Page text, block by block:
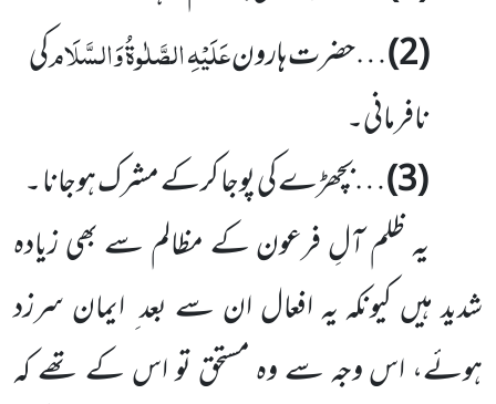
(2) …حضرت ہارونعَلَیْہِ الصَّلٰوۃُ وَالسَّلَامکی
نافرمانی۔
(3) …بچھڑے کی پوجا کرکے مشرک ہوجانا ۔
یہ ظلم آلِ فرعون کے مظالم سے بھی زیادہ
شدید ہیں کیونکہ یہ افعال ان سے بعد ِ ایمان سرزد
ہوئے، اس وجہ سے وہ مستحق تو اس کے تھے کہ